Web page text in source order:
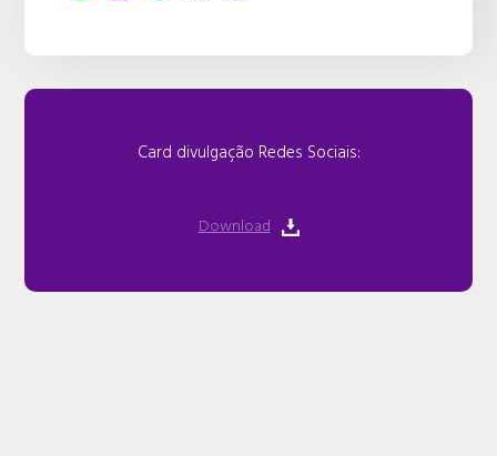
Card divulgação Redes Sociais:
Download